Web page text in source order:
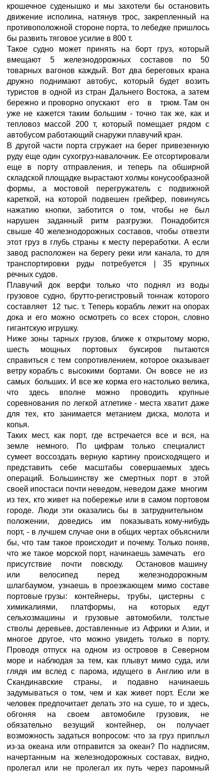
крошечное суденышко и мы захотели бы остановить
движение исполина, натянув трос, закрепленный на
противоположной стороне порта, то лебедке пришлось
бы развить тяговое усилие в 800 т.
Такое судно может принять на борт груз, который
вмещают 5 железнодорожных составов по 50
товарных вагонов каждый. Вот два береговых крана
дружно поднимают автобус, который будет возить
туристов в одной из стран Дальнего Востока, а затем
бережно и проворно опускают его в трюм. Там он
уже не кажется таким большим - точно так же, как и
тепловоз массой 200 т, который помещает рядом с
автобусом работающий снаружи плавучий кран.
В другой части порта сгружает на берег привезенную
руду еще один сухогруз-навалочник. Ее отсортировали
еще в порту отправления, и теперь па обширной
складской площадке вырастают холмы конусообразной
формы, а мостовой перегружатель с подвижной
кареткой, на которой подвешен грейфер, повинуясь
нажатию кнопки, заботится о том, чтобы не был
нарушен заданный ритм разгрузки. Понадобится
свыше 40 железнодорожных составов, чтобы отвезти
этот груз в глубь страны к месту переработки. А если
завод расположен на берегу реки или канала, то для
транспортировки руды потребуется | 35 крупных
речных судов.
Плавучий док верфи только что поднял из воды
грузовое судно, брутто-регистровый тоннаж которого
составляет 12 тыс. т. Теперь корабль лежит на опорах
дока и его можно осмотреть со всех сторон, словно
гигантскую игрушку.
Ниже зоны тарных грузов, ближе к открытому морю,
шесть мощных портовых буксиров пытаются
справиться с тем сопротивлением, которое оказывает
ветру корабль с высокими бортами. Он вовсе не из
самых больших. И все же корма его настолько велика,
что здесь вполне можно проводить крупные
соревнования по легкой атлетике - места хватит даже
для тех, кто занимается метанием диска, молота и
копья.
Таких мест, как порт, где встречается все и вся, на
земле немного. По цифрам только специалист
сумеет воссоздать верную картину происходящего и
представить себе масштабы совершаемых здесь
операций. Большинству же смертных порт в этой
своей ипостаси почти неведом, неведом даже многим
из тех, кто живет на побережье или в самом портовом
городе. Люди эти оказались бы в затруднительном
положении, доведись им показывать кому-нибудь
порт, - в лучшем случае они в общих чертах объяснили
бы, что там такое происходит и почему. Только поняв,
что же такое морской порт, начинаешь замечать его
присутствие почти повсюду. Остановов машину
или велосипед перед железнодорожным
шлагбаумом, узнаешь в проезжающем мимо составе
портовые грузы: контейнеры, трубы, цистерны с
химикалиями, платформы, на которых едут
сельхозмашины и грузовые автомобили, толстые
стволы деревьев, доставленные из Африки и Азии, и
многое другое, что можно увидеть только в порту.
Проводя отпуск на одном из островов в Северном
море и наблюдая за тем, как плывут мимо суда, или
глядя им вслед с парома, идущего в Англию или в
Скандинавские страны, и подавно начинаешь
задумываться о том, чем и как живет порт. Если же
человек предпочитает делать это на суше, то и здесь,
обгоняя на своем автомобиле грузовик, не
обязательно везущий контейнер, он получает
возможность задаться вопросом: что за груз приплыл
из-за океана или отправится за океан? По надписям,
начертанным на железнодорожных составах, видно,
пролегал или не пролегал их путь через паромный